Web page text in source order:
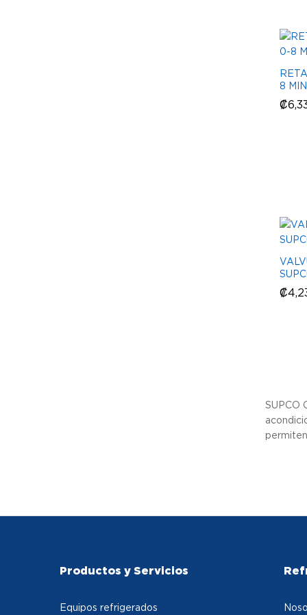
8 MIN
₡
₡
₡
₡
SUPCO
Productos y Servicios
Equipos refrigerados